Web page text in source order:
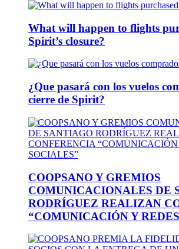
What will happen to flights
Spirit’s closure?
¿Que pasará con los vuelos
cierre de Spirit?
COOPSANO Y GREMIOS
COMUNICACIONALES DE
RODRÍGUEZ REALIZAN
“COMUNICACIÓN Y